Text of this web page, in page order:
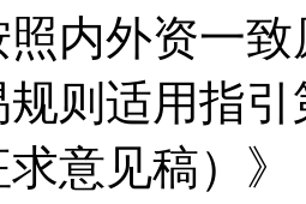
内外资一
规则适用指
意见稿）